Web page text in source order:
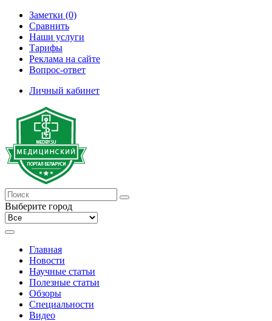
Заметки (0)
Сравнить
Наши услуги
Тарифы
Реклама на сайте
Вопрос-ответ
Личный кабинет
Выберите город
Главная
Новости
Научные статьи
Полезные статьи
Обзоры
Специальности
Видео